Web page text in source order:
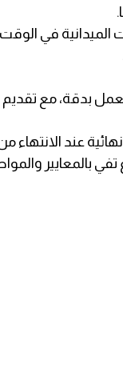
في
بدقة، مع تقديم
عند الانتهاء
بالمعايير